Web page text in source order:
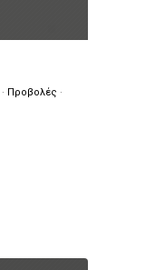
· Προβολές ·